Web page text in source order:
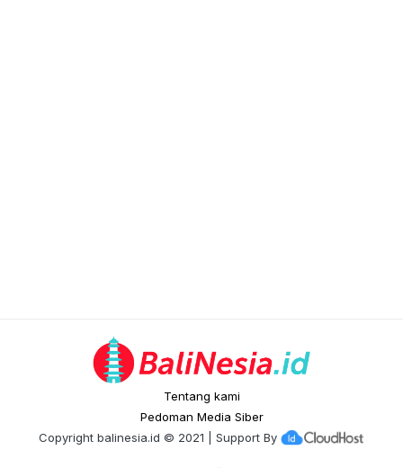
Tentang kami
Pedoman Media Siber
Copyright balinesia.id © 2021 | Support By